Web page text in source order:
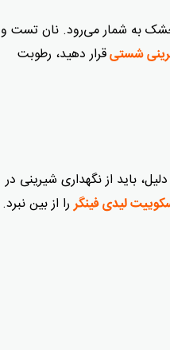
خشک به شمار می‌رود. نان تست و
شستیقرار دهید، رطوبت
باید از نگهداری شیرینی در
لیدی فینگررا از بین نبرد.